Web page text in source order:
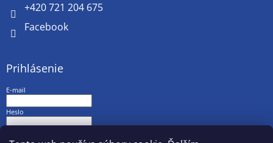
+420 721 204 675
Facebook
Prihlásenie
E-mail
Heslo
PRIHLÁSIŤ SA